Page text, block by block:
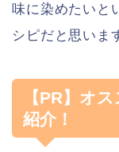
味に染めたいと
シピだと思いま
【PR】オ
紹介！